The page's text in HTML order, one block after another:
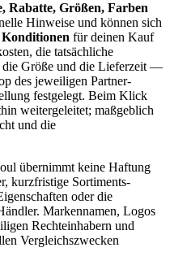
Rabatte, Größen, Farben
Hinweise und können sich
für deinen Kauf
die tatsächliche
die Größe und die Lieferzeit —
des jeweiligen Partner-
festgelegt. Beim Klick
weitergeleitet; maßgeblich
und die
übernimmt keine Haftung
kurzfristige Sortiments-
oder die
Markennamen, Logos
Rechteinhabern und
Vergleichszwecken